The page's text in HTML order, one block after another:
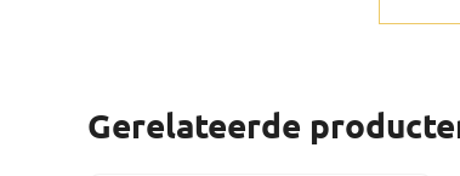
Gerelateerde